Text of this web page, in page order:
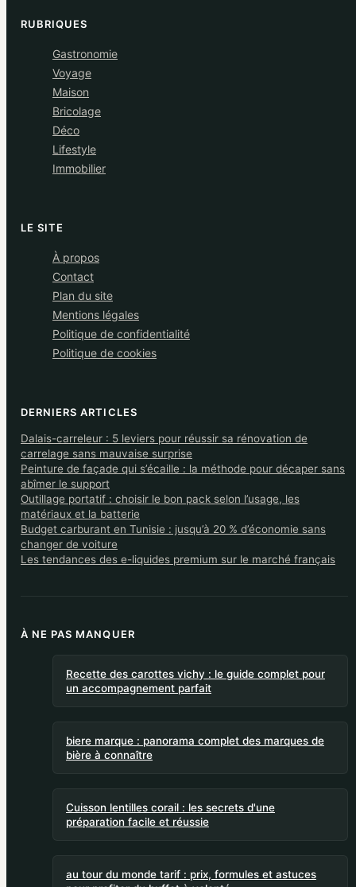
RUBRIQUES
Gastronomie
Voyage
Maison
Bricolage
Déco
Lifestyle
Immobilier
LE SITE
À propos
Contact
Plan du site
Mentions légales
Politique de confidentialité
Politique de cookies
DERNIERS ARTICLES
Dalais-carreleur : 5 leviers pour réussir sa rénovation de
carrelage sans mauvaise surprise
Peinture de façade qui s’écaille : la méthode pour décaper sans
abîmer le support
Outillage portatif : choisir le bon pack selon l’usage, les
matériaux et la batterie
Budget carburant en Tunisie : jusqu’à 20 % d’économie sans
changer de voiture
Les tendances des e-liquides premium sur le marché français
À NE PAS MANQUER
Recette des carottes vichy : le guide complet pour
un accompagnement parfait
biere marque : panorama complet des marques de
bière à connaître
Cuisson lentilles corail : les secrets d'une
préparation facile et réussie
au tour du monde tarif : prix, formules et astuces